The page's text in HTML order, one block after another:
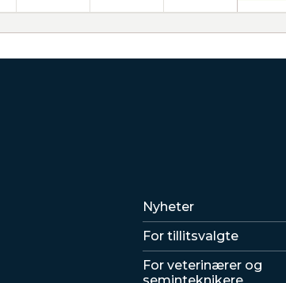
Lenker
Nyheter
For tillitsvalgte
For veterinærer og
seminteknikere